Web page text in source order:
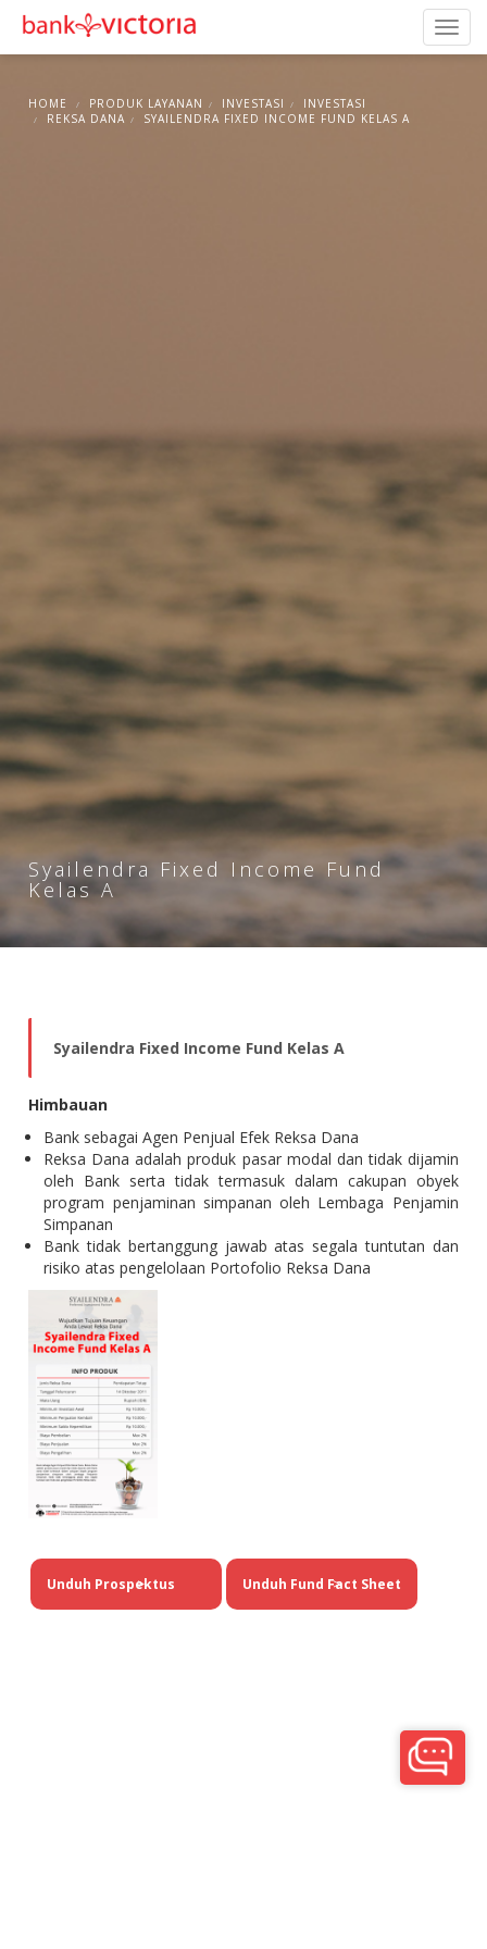
HOME PRODUK LAYANAN INVESTASI
INVESTASI
REKSA DANA
SYAILENDRA FIXED INCOME FUND KELAS A
Syailendra Fixed Income Fund
Kelas A
Syailendra Fixed Income Fund Kelas A
Himbauan
Bank sebagai Agen Penjual Efek Reksa Dana
Reksa Dana adalah produk pasar modal dan tidak dijamin
oleh Bank serta tidak termasuk dalam cakupan obyek
program penjaminan simpanan oleh Lembaga Penjamin
Simpanan
Bank tidak bertanggung jawab atas segala tuntutan dan
risiko atas pengelolaan Portofolio Reksa Dana
Unduh Prospektus
> Unduh Fund Fact Sheet
>